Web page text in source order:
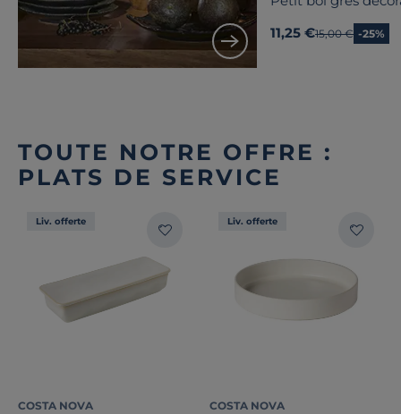
11,25 €Ancien prix
15,00 € -25%
TOUTE NOTRE OFFRE :
PLATS DE SERVICE
Liv. offerte
COSTA NOVA
Liv. offerte
COSTA NOVA